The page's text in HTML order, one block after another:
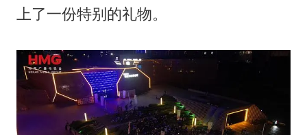
上了一份特别的礼物。